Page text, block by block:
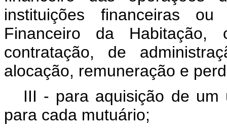
instituições financeiras
Financeiro da Habitação,
contratação, de
alocação, remuneração e
III - para aquisição de
para cada mutuário;